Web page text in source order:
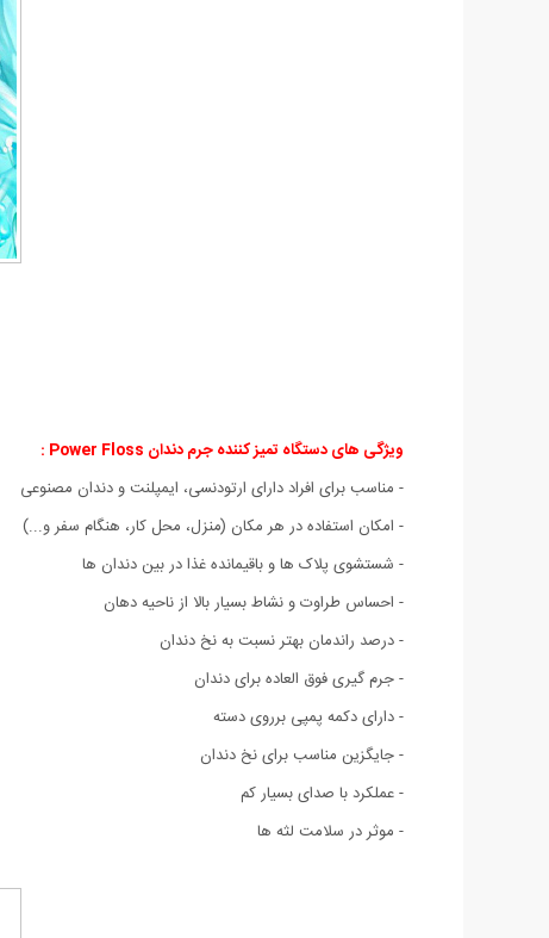
ویژگی هایدستگاه تمیز کننده جرم دندان Power Floss :
- مناسب برای افراد دارای ارتودنسی، ایمپلنت و دندان مصنوعی
- امکان استفاده در هر مکان (منزل، محل کار، هنگام سفر و...)
- شستشوی پلاک ها و باقیمانده غذا در بین دندان ها
- احساس طراوت و نشاط بسیار بالا از ناحیه دهان
- درصد راندمان بهتر نسبت به نخ دندان
- جرم گیری فوق العاده برای دندان
- دارای دکمه پمپی برروی دسته
- جایگزین مناسب برای نخ دندان
- عملکرد با صدای بسیار کم
- موثر در سلامت لثه ها